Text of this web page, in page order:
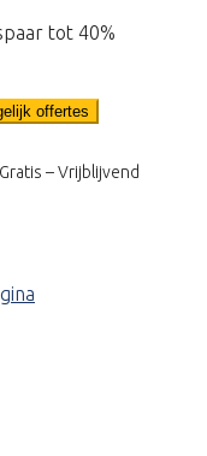
tot 40%
offertes
Gratis – Vrijblijvend